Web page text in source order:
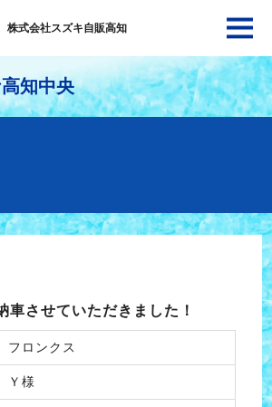
株式会社スズキ自販高知
知中央
車させていただきました！
フロンクス
Ｙ様